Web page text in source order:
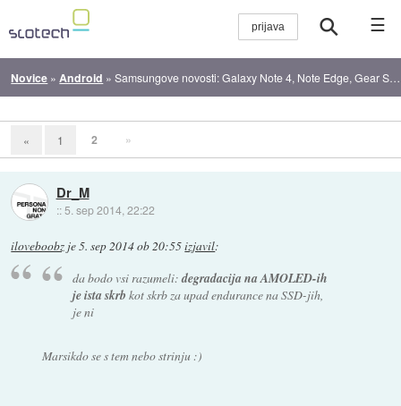
☰
Novice » Android »Samsungove novosti: Galaxy Note 4, Note Edge, Gear S, Gear VR
« 1 2 »
Dr_M
:: 5. sep 2014, 22:22
iloveboobz je5. sep 2014 ob 20:55izjavil:
da bodo vsi razumeli:degradacija na AMOLED-ih
je ista skrb kot skrb za upad endurance na SSD-jih,
je ni
Marsikdo se s tem nebo strinju :)